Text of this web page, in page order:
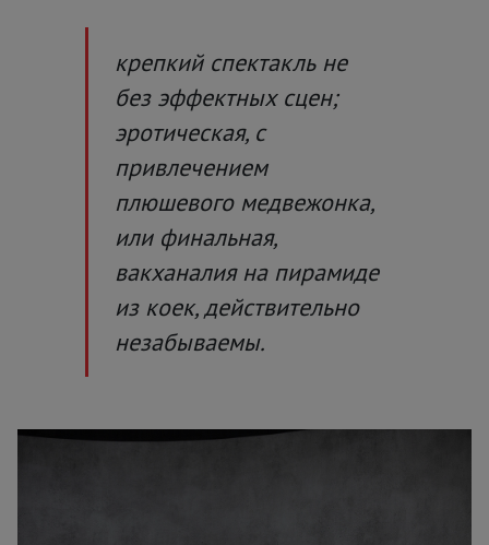
крепкий спектакль не
без эффектных сцен;
эротическая, с
привлечением
плюшевого медвежонка,
или финальная,
вакханалия на пирамиде
из коек, действительно
незабываемы.